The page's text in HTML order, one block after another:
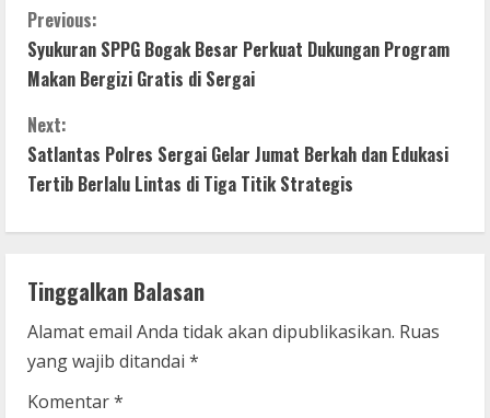
C
o
n
t
u
e
R
Previous:
Syukuran SPPG Bogak Besar Perkuat Dukungan Program
Makan Bergizi Gratis di Sergai
Next:
Satlantas Polres Sergai Gelar Jumat Berkah dan Edukasi
Tertib Berlalu Lintas di Tiga Titik Strategis
Tinggalkan Balasan
Alamat email Anda tidak akan dipublikasikan. Ruas
yang wajib ditandai *
Komentar*